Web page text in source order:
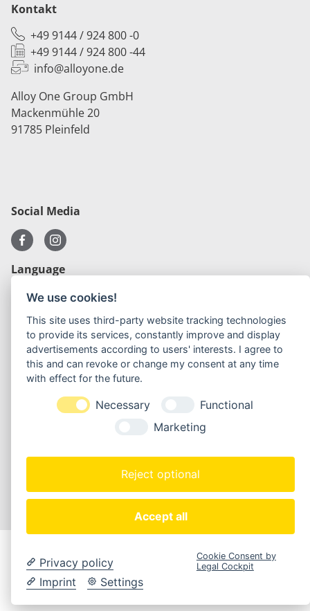
Kontakt
+49 9144 / 924 800 -0
+49 9144 / 924 800 -44
info@alloyone.de
Alloy One Group GmbH
Mackenmühle 20
91785 Pleinfeld
Social Media
Language
Alloy One Group
Impressum|Datenschutz|AGB
Webdesign by Carsten Seeberger
We use cookies!
This site uses third-party website tracking technologies
to provide its services, constantly improve and display
advertisements according to users' interests. I agree to
this and can revoke or change my consent at any time
with effect for the future.
Necessary
Functional
Marketing
Reject optional
Accept all
Privacy policy
Imprint
Settings
Cookie Consent by
Legal Cockpit